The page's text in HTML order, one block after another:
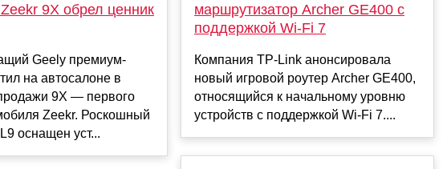
9X обрел ценник
Geely премиум-
на автосалоне в
9X — первого
Zeekr. Роскошный
оснащен уст...
маршрутизатор Archer GE400 с
поддержкой Wi-Fi 7
Компания TP-Link анонсировала
новый игровой роутер Archer GE400,
относящийся к начальному уровню
устройств с поддержкой Wi-Fi 7....